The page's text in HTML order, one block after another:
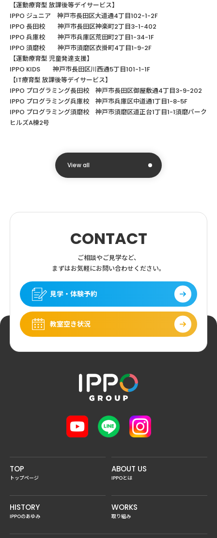
【運動療育型放課後等デイサービス】
IPPO ジュニア 神戸市長田区大道通4丁目102-1-2F
IPPO 長田校 神戸市長田区神楽町2丁目3-1-402
IPPO 兵庫校 神戸市兵庫区荒田町2丁目1-34-1F
IPPO 須磨校 神戸市須磨区衣掛町4丁目1-9-2F
【運動療育型児童発達支援】
IPPO KIDS 神戸市長田区川西通5丁目101-1-1F
【IT療育型放課後等デイサービス】
IPPO プログラミング長田校 神戸市長田区御屋敷通4丁目3-9-202
IPPO プログラミング兵庫校 神戸市兵庫区中道通1丁目1-8-5F
IPPO プログラミング須磨校 神戸市須磨区道正台1丁目1-1須磨パーク
ヒルズA棟2号
View all
CONTACT
ご相談やご見学など、
まずはお気軽にお問い合わせください。
見学・体験予約
教室空き状況
TOP
トップページ
ABOUT US
IPPOとは
HISTORY
IPPOのあゆみ
WORKS
取り組み